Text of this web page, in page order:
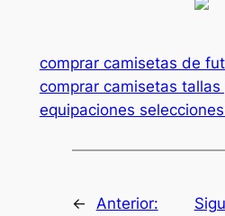
comprar camisetas de
comprar camisetas tallas
equipaciones
←
Anterior: